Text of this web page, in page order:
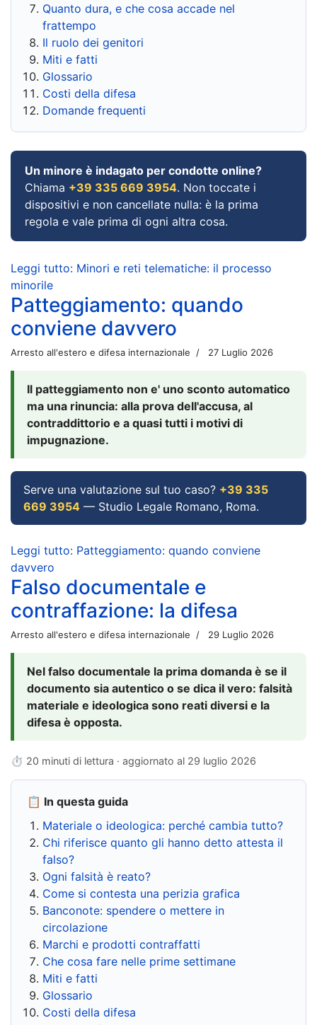
Quanto dura, e che cosa accade nel
frattempo
Il ruolo dei genitori
Miti e fatti
Glossario
Costi della difesa
Domande frequenti
Un minore è indagato per condotte online?
Chiama +39 335 669 3954. Non toccate i
dispositivi e non cancellate nulla: è la prima
regola e vale prima di ogni altra cosa.
Leggi tutto: Minori e reti telematiche: il processo
minorile
Patteggiamento: quando
conviene davvero
Arresto all'estero e difesa internazionale 27 Luglio 2026
Il patteggiamento non e' uno sconto automatico
ma una rinuncia: alla prova dell'accusa, al
contraddittorio e a quasi tutti i motivi di
impugnazione.
Serve una valutazione sul tuo caso? +39 335
669 3954 — Studio Legale Romano, Roma.
Leggi tutto: Patteggiamento: quando conviene
davvero
Falso documentale e
contraffazione: la difesa
Arresto all'estero e difesa internazionale 29 Luglio 2026
Nel falso documentale la prima domanda è se il
documento sia autentico o se dica il vero: falsità
materiale e ideologica sono reati diversi e la
difesa è opposta.
⏱ 20 minuti di lettura · aggiornato al 29 luglio 2026
📋 In questa guida
Materiale o ideologica: perché cambia tutto?
Chi riferisce quanto gli hanno detto attesta il
falso?
Ogni falsità è reato?
Come si contesta una perizia grafica
Banconote: spendere o mettere in
circolazione
Marchi e prodotti contraffatti
Che cosa fare nelle prime settimane
Miti e fatti
Glossario
Costi della difesa